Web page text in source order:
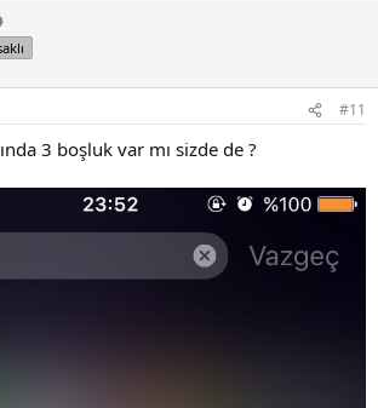
#11
3 boşluk var mı sizde de ?